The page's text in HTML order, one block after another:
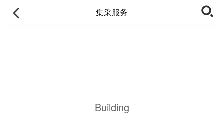
集采服务
Building